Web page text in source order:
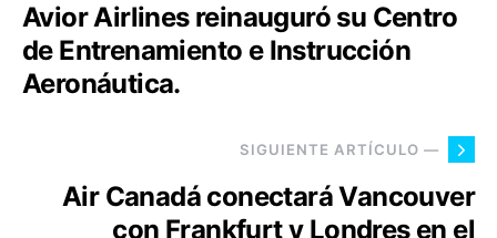
Avior Airlines reinauguró su Centro
de Entrenamiento e Instrucción
Aeronáutica.
SIGUIENTE ARTÍCULO —
Air Canadá conectará Vancouver
con Frankfurt y Londres en el